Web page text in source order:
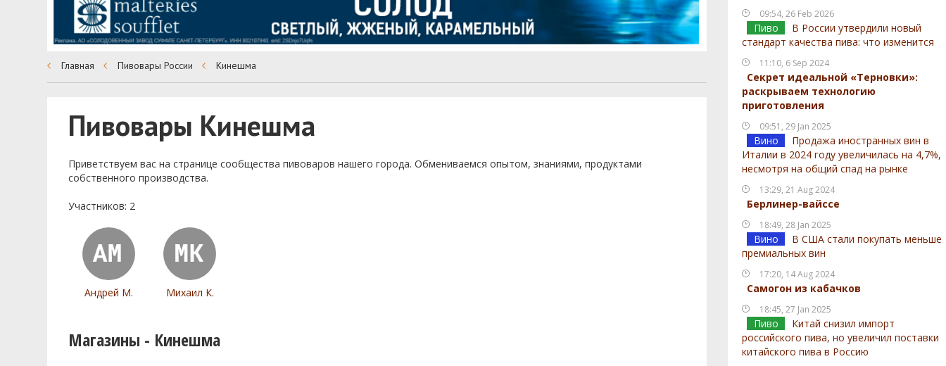
09:54, 26 Feb 2026
Пиво
В России утвердили новый
стандарт качества пива: что изменится
11:10, 6 Sep 2024
Секрет идеальной «Терновки»:
раскрываем технологию
приготовления
09:51, 29 Jan 2025
Вино
Продажа иностранных вин в
Италии в 2024 году увеличилась на 4,7%,
несмотря на общий спад на рынке
13:29, 21 Aug 2024
Берлинер-вайссе
18:49, 28 Jan 2025
Вино
В США стали покупать меньше
премиальных вин
17:20, 14 Aug 2024
Самогон из кабачков
18:45, 27 Jan 2025
Пиво
Китай снизил импорт
российского пива, но увеличил поставки
китайского пива в Россию
Главная Пивовары России Кинешма
Пивовары Кинешма
Приветствуем ваc на странице сообщества пивоваров нашего города. Обмениваемся опытом, знаниями, продуктами
собственного производства.
Участников: 2
Андрей М. Михаил К.
Магазины - Кинешма